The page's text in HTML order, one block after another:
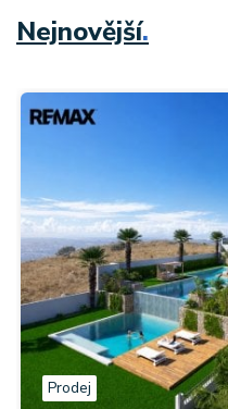
Nejnovější.
17
Prodej